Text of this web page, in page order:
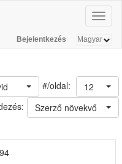
Bejelentkezés
#/oldal: 12
Szerző növekvő